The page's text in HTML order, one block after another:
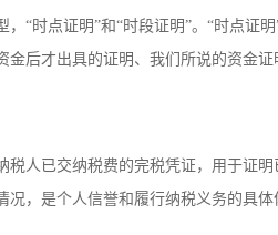
“时点证明”和“时段证明”。“时点
金后才出具的证明、我们所说的资金
税人已交纳税费的完税凭证，用于证
，是个人信誉和履行纳税义务的具体